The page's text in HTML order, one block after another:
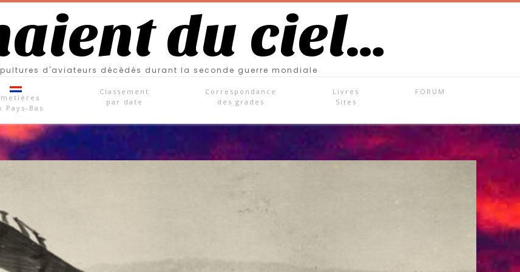
du ciel…
d'aviateurs décédés durant la seconde guerre mondiale
Pays-Bas
Classement
par date
Correspondance
des grades
Livres
Sites
FORUM